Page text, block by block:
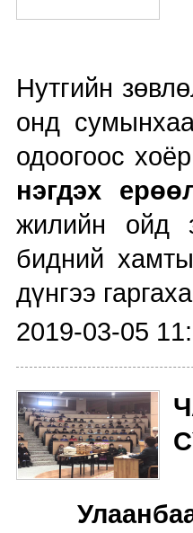
Нутгийн
онд
одоогоос
нэгдэх
жилийн ойд
бидний
дүнгээ
2019-03-05